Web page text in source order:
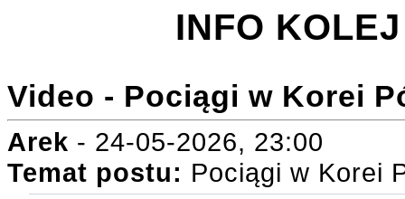
INFO
Video - Pociągi w Korei
Arek - 24-05-2026, 23:00
Temat postu: Pociągi w Korei